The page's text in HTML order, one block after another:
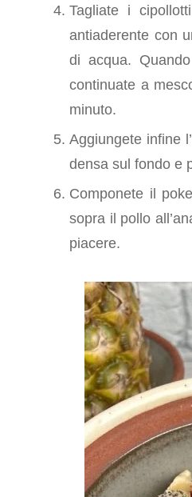
Tagliate i
antiaderente con
di acqua.
continuate a
minuto.
Aggiungete infine
densa sul fondo e
Componete il
sopra il pollo
piacere.